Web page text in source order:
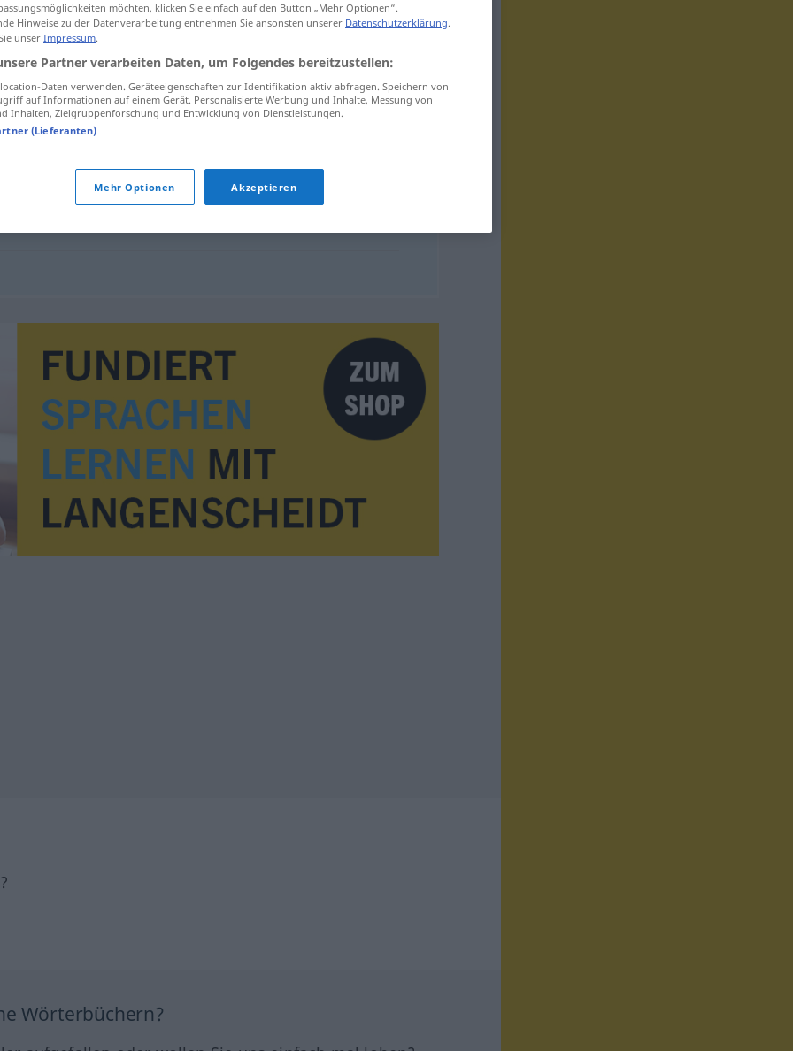
leidenschaftlich
(leidenschaftlich) (Hauptform)
Wörterbüchern?
möchten, klicken Sie einfach auf den Button „Mehr Optionen“.
Hinweise zu der Datenverarbeitung entnehmen Sie ansonsten unserer Datenschutzerklärung.
unser Impressum.
Partner verarbeiten Daten, um Folgendes bereitzustellen:
Daten verwenden. Geräteeigenschaften zur Identifikation aktiv abfragen. Speichern von
auf Informationen auf einem Gerät. Personalisierte Werbung und Inhalte, Messung von
Inhalten, Zielgruppenforschung und Entwicklung von Dienstleistungen.
(Lieferanten)
Mehr Optionen Akzeptieren